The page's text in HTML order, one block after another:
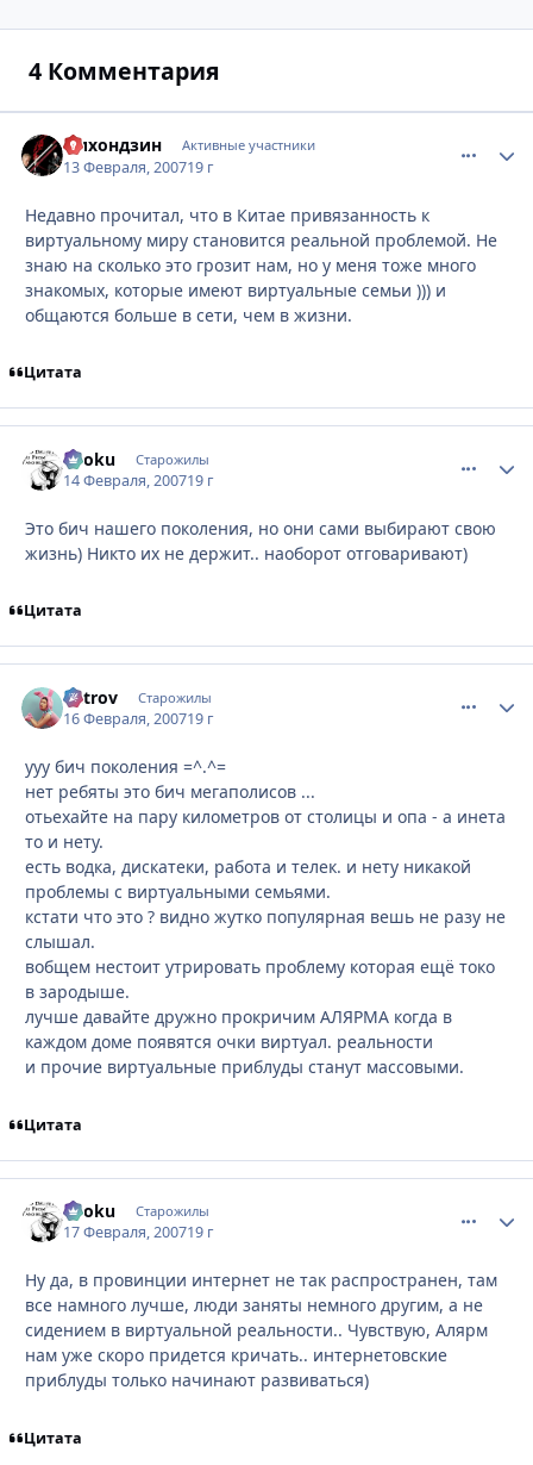
4 Комментария
Нихондзин Активные участники
13 Февраля, 200719 г
Недавно прочитал, что в Китае привязанность к
виртуальному миру становится реальной проблемой. Не
знаю на сколько это грозит нам, но у меня тоже много
знакомых, которые имеют виртуальные семьи ))) и
общаются больше в сети, чем в жизни.
Цитата
Ryoku Старожилы
14 Февраля, 200719 г
Это бич нашего поколения, но они сами выбирают свою
жизнь) Никто их не держит.. наоборот отговаривают)
Цитата
Vetrov Старожилы
16 Февраля, 200719 г
ууу бич поколения =^.^=
нет ребяты это бич мегаполисов ...
отьехайте на пару километров от столицы и опа - а инета
то и нету.
есть водка, дискатеки, работа и телек. и нету никакой
проблемы с виртуальными семьями.
кстати что это ? видно жутко популярная вешь не разу не
слышал.
вобщем нестоит утрировать проблему которая ещё токо
в зародыше.
лучше давайте дружно прокричим АЛЯРМА когда в
каждом доме появятся очки виртуал. реальности
и прочие виртуальные приблуды станут массовыми.
Цитата
Ryoku Старожилы
17 Февраля, 200719 г
Ну да, в провинции интернет не так распространен, там
все намного лучше, люди заняты немного другим, а не
сидением в виртуальной реальности.. Чувствую, Алярм
нам уже скоро придется кричать.. интернетовские
приблуды только начинают развиваться)
Цитата